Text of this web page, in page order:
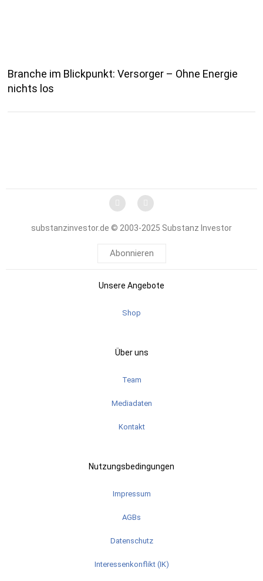
Branche im Blickpunkt: Versorger – Ohne Energie
nichts los
substanzinvestor.de © 2003-2025 Substanz Investor
Abonnieren
Unsere Angebote
Shop
Über uns
Team
Mediadaten
Kontakt
Nutzungsbedingungen
Impressum
AGBs
Datenschutz
Interessenkonflikt (IK)